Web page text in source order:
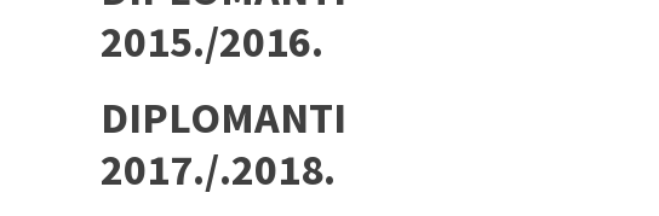
2015./2016.
DIPLOMANTI
2017./.2018.